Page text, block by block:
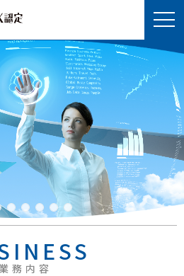
業務内容